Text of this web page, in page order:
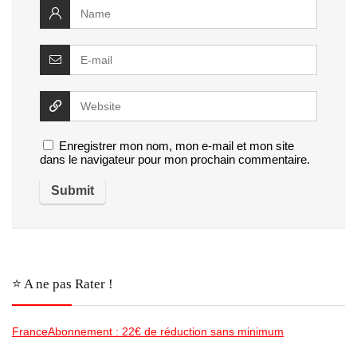
Enregistrer mon nom, mon e-mail et mon site
dans le navigateur pour mon prochain commentaire.
⭐️ A ne pas Rater !
FranceAbonnement : 22€ de réduction sans minimum